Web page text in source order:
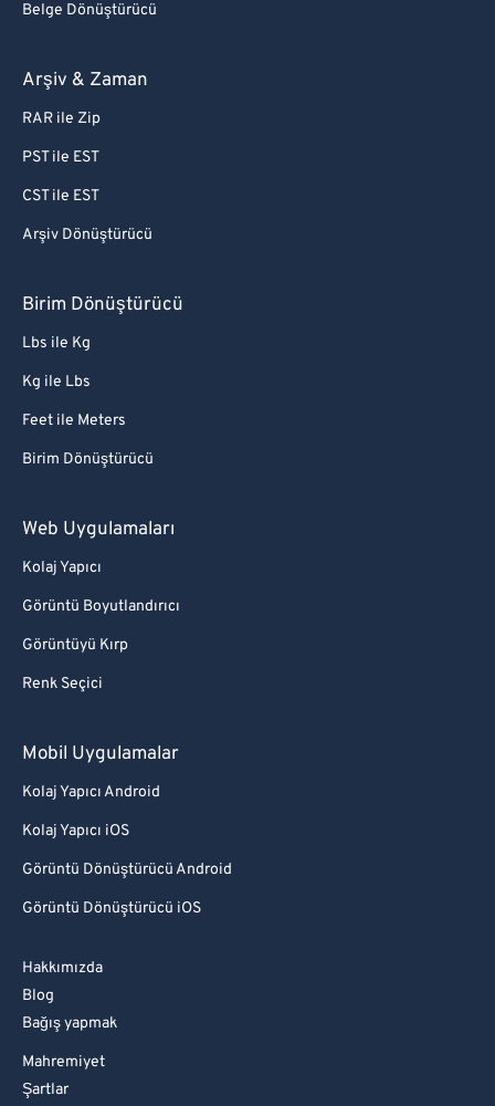
Belge Dönüştürücü
Arşiv & Zaman
RAR ile Zip
PST ile EST
CST ile EST
Arşiv Dönüştürücü
Birim Dönüştürücü
Lbs ile Kg
Kg ile Lbs
Feet ile Meters
Birim Dönüştürücü
Web Uygulamaları
Kolaj Yapıcı
Görüntü Boyutlandırıcı
Görüntüyü Kırp
Renk Seçici
Mobil Uygulamalar
Kolaj Yapıcı Android
Kolaj Yapıcı iOS
Görüntü Dönüştürücü Android
Görüntü Dönüştürücü iOS
Hakkımızda
Blog
Bağış yapmak
Mahremiyet
Şartlar